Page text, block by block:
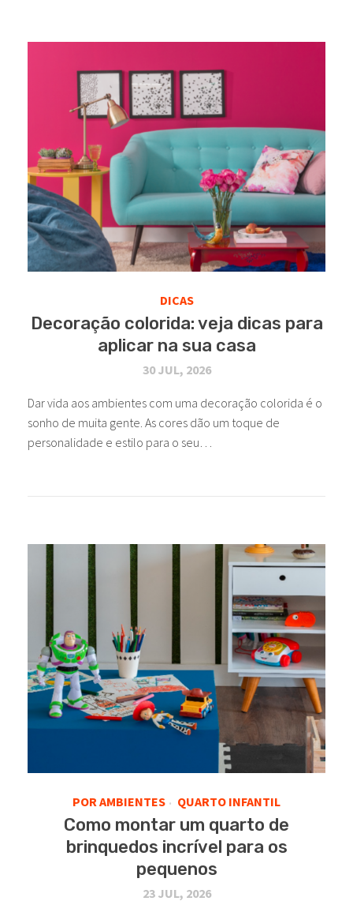
DICAS
Decoração colorida: veja dicas para
aplicar na sua casa
30 JUL, 2026
Dar vida aos ambientes com uma decoração colorida é o
sonho de muita gente. As cores dão um toque de
personalidade e estilo para o seu…
POR AMBIENTES • QUARTO INFANTIL
Como montar um quarto de
brinquedos incrível para os
pequenos
23 JUL, 2026